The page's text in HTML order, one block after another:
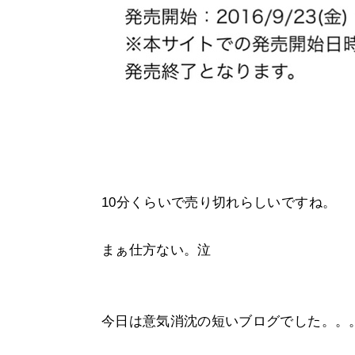
10分くらいで売り切れらしいですね。
まぁ仕方ない。泣
今日は意気消沈の短いブログでした。。